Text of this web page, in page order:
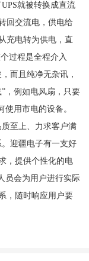
就被转换成直流
回交流电，供电给
充电转为供电，直
过程是全程介入
而且纯净无杂讯，
，例如电风扇，只要
用市电的设备。
至上、力求客户满
迎疆电子有一支好
，提供个性化的电
员会为用户进行实际
，随时响应用户要